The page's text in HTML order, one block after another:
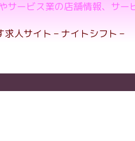
サービス業の店舗情報、サ